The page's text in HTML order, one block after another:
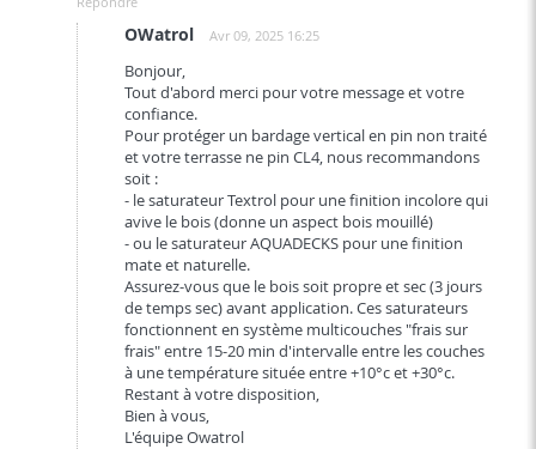
OWatrol Avr 09, 2025 16:25
Bonjour,
Tout d'abord merci pour votre message et votre
confiance.
Pour protéger un bardage vertical en pin non traité
et votre terrasse ne pin CL4, nous recommandons
soit :
- le saturateur Textrol pour une finition incolore qui
avive le bois (donne un aspect bois mouillé)
- ou le saturateur AQUADECKS pour une finition
mate et naturelle.
Assurez-vous que le bois soit propre et sec (3 jours
de temps sec) avant application. Ces saturateurs
fonctionnent en système multicouches "frais sur
frais" entre 15-20 min d'intervalle entre les couches
à une température située entre +10°c et +30°c.
Restant à votre disposition,
Bien à vous,
L'équipe Owatrol